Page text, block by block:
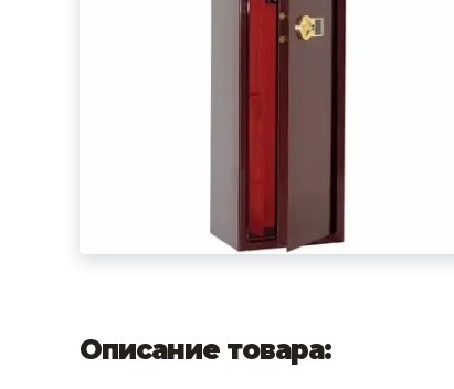
Строительное оборудование
Сварочное оборудование и материалы
Описание товара: